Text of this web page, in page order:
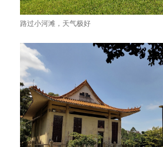
路过小河滩，天气极好